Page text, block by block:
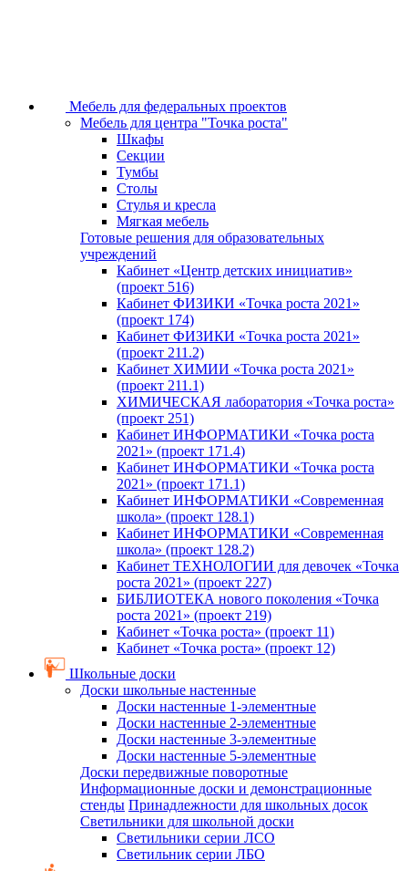
Мебель для федеральных проектов
Мебель для центра "Точка роста"
Шкафы
Секции
Тумбы
Столы
Стулья и кресла
Мягкая мебель
Готовые решения для образовательных
учреждений
Кабинет «Центр детских инициатив»
(проект 516)
Кабинет ФИЗИКИ «Точка роста 2021»
(проект 174)
Кабинет ФИЗИКИ «Точка роста 2021»
(проект 211.2)
Кабинет ХИМИИ «Точка роста 2021»
(проект 211.1)
ХИМИЧЕСКАЯ лаборатория «Точка роста»
(проект 251)
Кабинет ИНФОРМАТИКИ «Точка роста
2021» (проект 171.4)
Кабинет ИНФОРМАТИКИ «Точка роста
2021» (проект 171.1)
Кабинет ИНФОРМАТИКИ «Современная
школа» (проект 128.1)
Кабинет ИНФОРМАТИКИ «Современная
школа» (проект 128.2)
Кабинет ТЕХНОЛОГИИ для девочек «Точка
роста 2021» (проект 227)
БИБЛИОТЕКА нового поколения «Точка
роста 2021» (проект 219)
Кабинет «Точка роста» (проект 11)
Кабинет «Точка роста» (проект 12)
Школьные доски
Доски школьные настенные
Доски настенные 1-элементные
Доски настенные 2-элементные
Доски настенные 3-элементные
Доски настенные 5-элементные
Доски передвижные поворотные
Информационные доски и демонстрационные
стенды Принадлежности для школьных досок
Светильники для школьной доски
Светильники серии ЛСО
Светильник серии ЛБО